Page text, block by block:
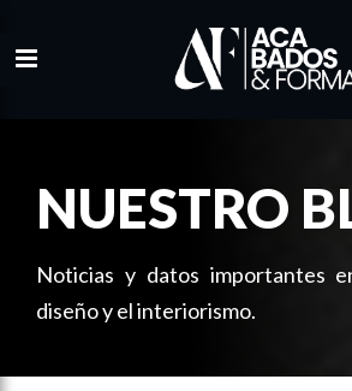
NUESTRO
Noticias y datos importantes
diseño y el interiorismo.